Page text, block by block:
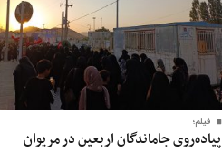
فیلم؛
پیاده‌روی جاماندگان اربعین در مریوان